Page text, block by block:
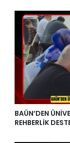
BAÜN’DEN
REHBERLİK